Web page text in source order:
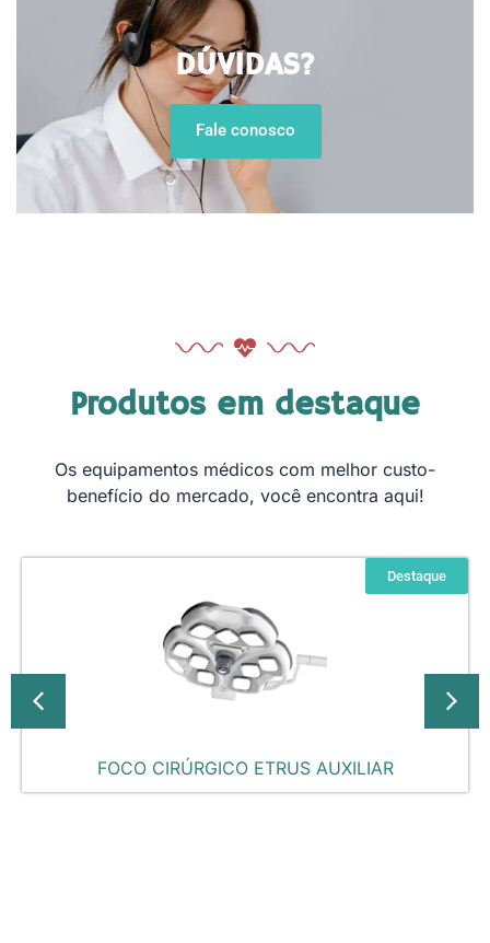
DÚVIDAS?
Fale conosco
Produtos em destaque
Os equipamentos médicos com melhor custo-
benefício do mercado, você encontra aqui!
Destaque
FOCO CIRÚRGICO ETRUS AUXILIAR